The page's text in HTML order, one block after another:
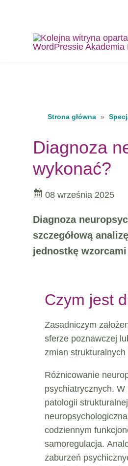
Strona główna »
Diagnoza
wykonać?
08 września 2025
Diagnoza
szczegółową
jednostkę
Czym jest
Zasadniczym
sferze poznawczej
zmian
Różnicowanie
psychiatrycznych.
patologii
codziennym
samoregulacja.
zaburzeń